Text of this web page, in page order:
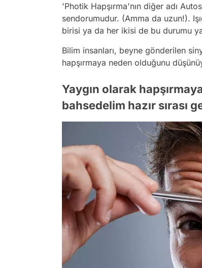
'Photik Hapşırma'nın diğer adı
sendorumudur. (Amma da uzun!).
birisi ya da her ikisi de bu durumu
Bilim insanları, beyne gönderilen
hapşırmaya neden olduğunu
Yaygın olarak
bahsedelim hazır sırası